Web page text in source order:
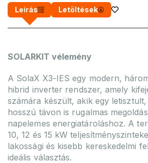
Leírás Letöltések
SOLARKIT vélemény
A SolaX X3-IES egy modern,
hibrid inverter rendszer, amely
számára készült, akik egy
hosszú távon is rugalmas
napelemes energiatároláshoz. A
10, 12 és 15 kW
lakossági és kisebb kereskedelmi
ideális választás.